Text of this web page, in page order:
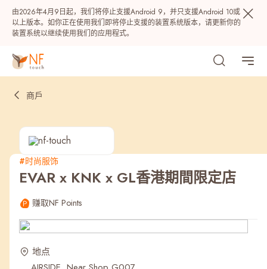
由2026年4月9日起，我们将停止支援Android 9，并只支援Android 10或
以上版本。如你正在使用我们即将停止支援的装置系统版本，请更新你的
装置系统以继续使用我们的应用程式。
热门
最近搜寻纪录
商戶
#时尚服饰
EVAR x KNK x GL香港期間限定店
赚取NF Points
地点